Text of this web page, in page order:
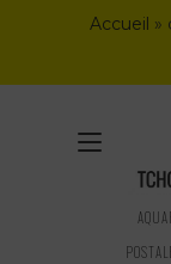
Accueil »